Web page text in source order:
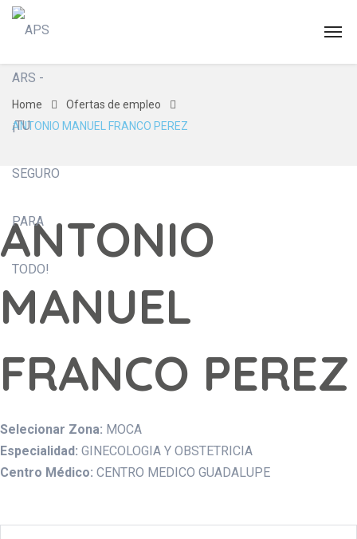
Home
Ofertas de empleo
ANTONIO MANUEL FRANCO PEREZ
ANTONIO
MANUEL
FRANCO PEREZ
Selecionar Zona: MOCA
Especialidad: GINECOLOGIA Y OBSTETRICIA
Centro Médico: CENTRO MEDICO GUADALUPE